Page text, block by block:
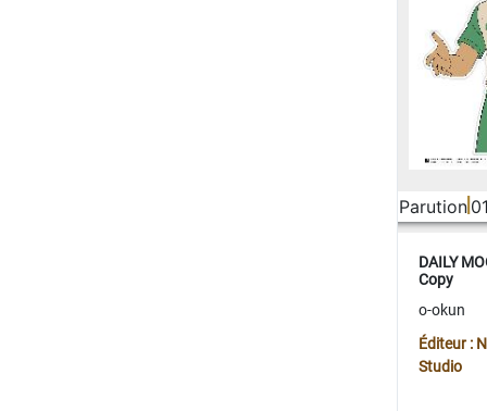
Parution
DAILY
Copy
o-okun
Éditeur :
Studio